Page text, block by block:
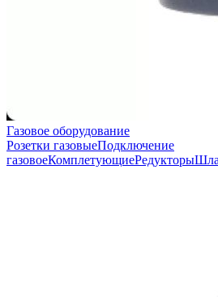
Газовое оборудование
Розетки газовыеПодключение
газовоеКомплетующиеРедукторы